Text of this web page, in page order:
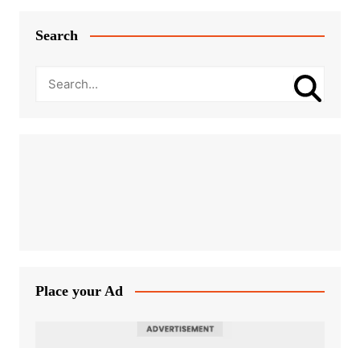
Search
Place your Ad